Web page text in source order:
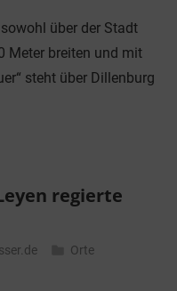
über der Stadt
Meter breiten und mit
steht über Dillenburg
regierte
Orte